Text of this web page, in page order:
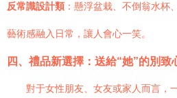
反常識設計類 ：懸浮盆栽、不倒翁水杯
藝術感融入日常，讓人會心一笑。
四、禮品新選擇：送給“她”的別致
對于女性朋友、女友或家人而言，